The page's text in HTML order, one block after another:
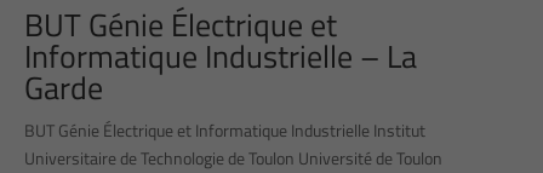
BUT Génie Électrique et
Informatique Industrielle – La
Garde
BUT Génie Électrique et Informatique Industrielle Institut
Universitaire de Technologie de Toulon Université de Toulon